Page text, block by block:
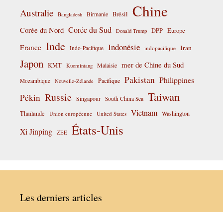
Australie Bangladesh Birmanie Brésil Chine
Corée du Nord Corée du Sud Donald Trump DPP Europe
France Inde Indo-Pacifique Indonésie indopacifique Iran
Japon KMT Kuomintang Malaisie mer de Chine du Sud
Mozambique Nouvelle-Zélande Pacifique Pakistan Philippines
Pékin Russie Singapour South China Sea Taiwan
Thaïlande Union européenne United States Vietnam Washington
Xi Jinping ZEE États-Unis
Les derniers articles